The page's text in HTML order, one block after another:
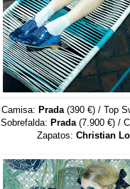
Camisa: Prada(390 €) / Top
Sobrefalda: Prada(7.900 €) /
Zapatos: Christian